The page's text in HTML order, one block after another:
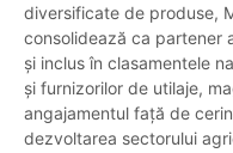
diversificate de produse,
consolidează ca partener
și inclus în clasamentele
și furnizorilor de utilaje,
angajamentul față de
dezvoltarea sectorului